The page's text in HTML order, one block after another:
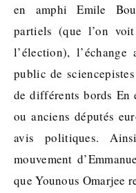
en amphi Emile
partiels (que l’on
l’élection),
public de
de différents bords En
ou anciens députés
avis politiques.
mouvement
que Younous Omarjee